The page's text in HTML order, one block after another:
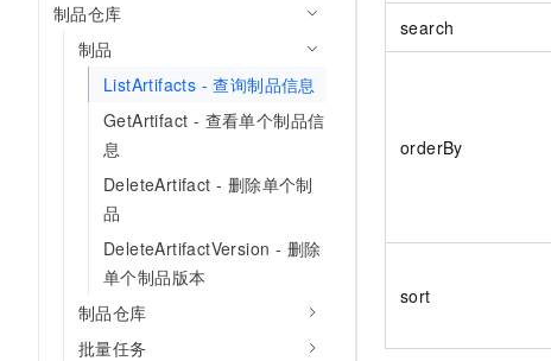
制品仓库
制品
ListArtifacts - 查询制品信息
GetArtifact - 查看单个制品信
息
DeleteArtifact - 删除单个制
品
DeleteArtifactVersion - 删除
单个制品版本
制品仓库
批量任务
search
orderBy
sort